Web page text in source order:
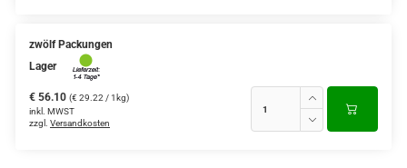
zwölf Packungen
Lager
€ 56.10 (€ 29.22 / 1kg)
inkl. MWST
zzgl. Versandkosten